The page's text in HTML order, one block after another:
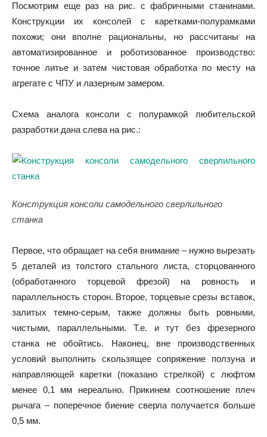
Посмотрим еще раз на рис. с фабричными станинами.
Конструкции их консолей с каретками-полурамками
похожи; они вполне рациональны, но рассчитаны на
автоматизированное и роботизованное производство:
точное литье и затем чистовая обработка по месту на
агрегате с ЧПУ и лазерным замером.
Схема аналога консоли с полурамкой любительской
разработки дана слева на рис.:
Конструкция консоли самодельного сверлильного
станка
Первое, что обращает на себя внимание – нужно вырезать
5 деталей из толстого стального листа, сторцованного
(обработанного торцевой фрезой) на ровность и
параллельность сторон. Второе, торцевые срезы вставок,
залитых темно-серым, также должны быть ровными,
чистыми, параллельными. Т.е. и тут без фрезерного
станка не обойтись. Наконец, вне производственных
условий выполнить скользящее сопряжение ползуна и
направляющей каретки (показано стрелкой) с люфтом
менее 0,1 мм нереально. Прикинем соотношение плеч
рычага – поперечное биение сверла получается больше
0,5 мм.